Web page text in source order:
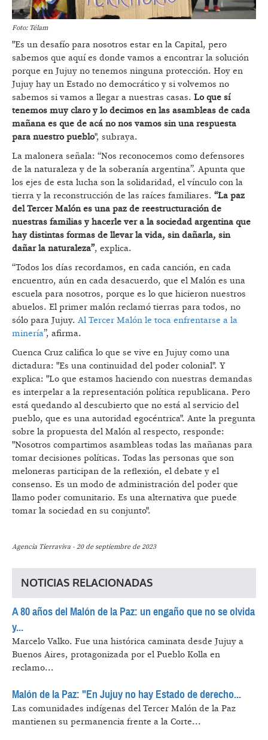
Foto: Télam
"Es un desafío para nosotros estar en la Capital, pero
sabemos que aquí es donde vamos a encontrar la solución
porque en Jujuy no tenemos ninguna protección. Hoy en
Jujuy hay un Estado no democrático y si volvemos no
sabemos si vamos a llegar a nuestras casas. Lo que sí
tenemos muy claro y lo decimos en las asambleas de cada
mañana es que de acá no nos vamos sin una respuesta
para nuestro pueblo", subraya.
La malonera señala: “Nos reconocemos como defensores
de la naturaleza y de la soberanía argentina”. Apunta que
los ejes de esta lucha son la solidaridad, el vínculo con la
tierra y la reconstrucción de las raíces familiares. “La paz
del Tercer Malón es una paz de reestructuración de
nuestras familias y hacerle ver a la sociedad argentina que
hay distintas formas de llevar la vida, sin dañarla, sin
dañar la naturaleza”, explica.
“Todos los días recordamos, en cada canción, en cada
encuentro, aún en cada desacuerdo, que el Malón es una
escuela para nosotros, porque es lo que hicieron nuestros
abuelos. El primer malón reclamó tierras para todos, no
sólo para Jujuy. Al Tercer Malón le toca enfrentarse a la
minería”, afirma.
Cuenca Cruz califica lo que se vive en Jujuy como una
dictadura: "Es una continuidad del poder colonial". Y
explica: "Lo que estamos haciendo con nuestras demandas
es interpelar a la representación política republicana. Pero
está quedando al descubierto que no está al servicio del
pueblo, que es una autoridad egocéntrica". Ante la pregunta
sobre la propuesta del Malón al respecto, responde:
"Nosotros compartimos asambleas todas las mañanas para
tomar decisiones políticas. Todas las personas que son
meloneras participan de la reflexión, el debate y el
consenso. Es un modo de administración del poder que
llamo poder comunitario. Es una alternativa que puede
tomar la sociedad en su conjunto".
Agencia Tierraviva - 20 de septiembre de 2023
NOTICIAS RELACIONADAS
A 80 años del Malón de la Paz: un engaño que no se olvida
y...
Marcelo Valko. Fue una histórica caminata desde Jujuy a
Buenos Aires, protagonizada por el Pueblo Kolla en
reclamo...
Malón de la Paz: "En Jujuy no hay Estado de derecho...
Las comunidades indígenas del Tercer Malón de la Paz
mantienen su permanencia frente a la Corte...